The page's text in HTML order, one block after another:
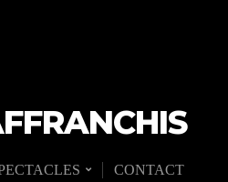
CONTACT